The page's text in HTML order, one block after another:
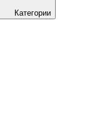
Категории